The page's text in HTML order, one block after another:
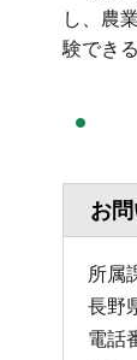
し、農
験でき
お
所属
長野
電話